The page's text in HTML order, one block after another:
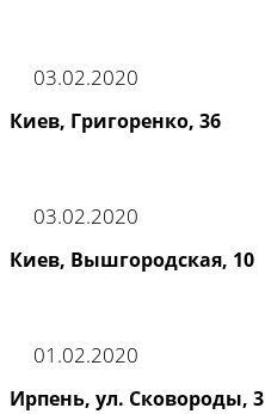
03.02.2020
Киев, Григоренко, 36
03.02.2020
Киев, Вышгородская, 10
01.02.2020
Ирпень, ул. Сковороды, 3